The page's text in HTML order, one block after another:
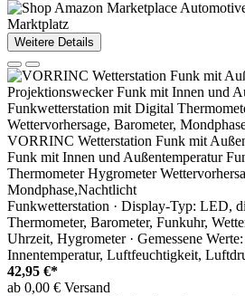
Marktplatz
Weitere Details
VORRINC Wetterstation Funk mit
Funk mit Innen und Außentemperatur
Thermometer Hygrometer
Mondphase,Nachtlicht
Funkwetterstation · Display-Typ: LED,
Thermometer, Barometer, Funkuhr,
Uhrzeit, Hygrometer · Gemessene
Innentemperatur, Luftfeuchtigkeit,
42,95 €*
ab 0,00 € Versand